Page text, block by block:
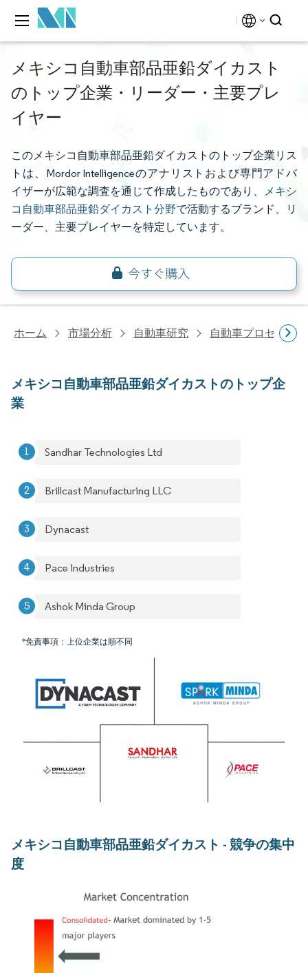
メキシコ自動車部品亜鉛ダイカスト
のトップ企業・リーダー・主要プレ
イヤー
このメキシコ自動車部品亜鉛ダイカストのトップ企業リス
トは、Mordor Intelligenceのアナリストおよび専門アドバ
イザーが広範な調査を通じて作成したものであり、
メキシ
コ自動車部品亜鉛ダイカスト分野で活動するブランド、リ
ーダー、主要プレイヤーを特定しています。
ホーム 市場分析 自動車研究 自動車プロセス研究
メキシコ自動車部品亜鉛ダイカストのトップ企
業
Sandhar Technologies Ltd
Brillcast Manufacturing LLC
Dynacast
Pace Industries
Ashok Minda Group
*免責事項：上位企業は順不同
メキシコ自動車部品亜鉛ダイカスト - 競争の集中
度